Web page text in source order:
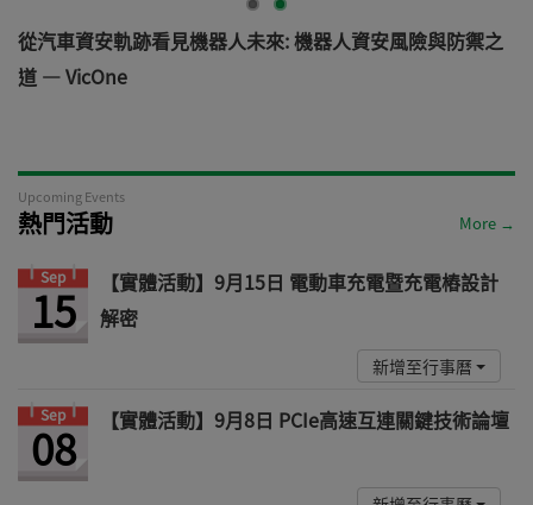
從汽車資安軌跡看見機器人未來: 機器人資安風險與防禦之
道 — VicOne
Upcoming Events
熱門活動 More →
Sep
15
【實體活動】9月15日 電動車充電暨充電樁設計
解密
新增至行事曆
Sep
08 【實體活動】9月8日 PCIe高速互連關鍵技術論壇